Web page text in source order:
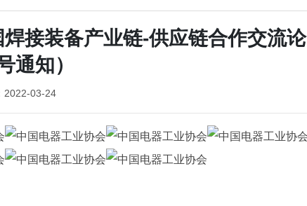
接装备产业链-供应链合作交流论
通知）
2022-03-24